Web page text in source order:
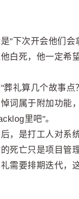
"下次开会他们会
白死，他一定希
葬礼算几个故事点
词属于附加功能
里吧"。
，是打工人对系
死亡只是项目管
需要排期迭代，